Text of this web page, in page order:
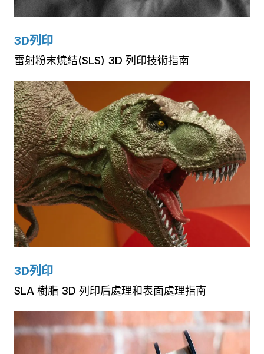
3D列印
雷射粉末燒結(SLS) 3D 列印技術指南
3D列印
SLA 樹脂 3D 列印后處理和表面處理指南